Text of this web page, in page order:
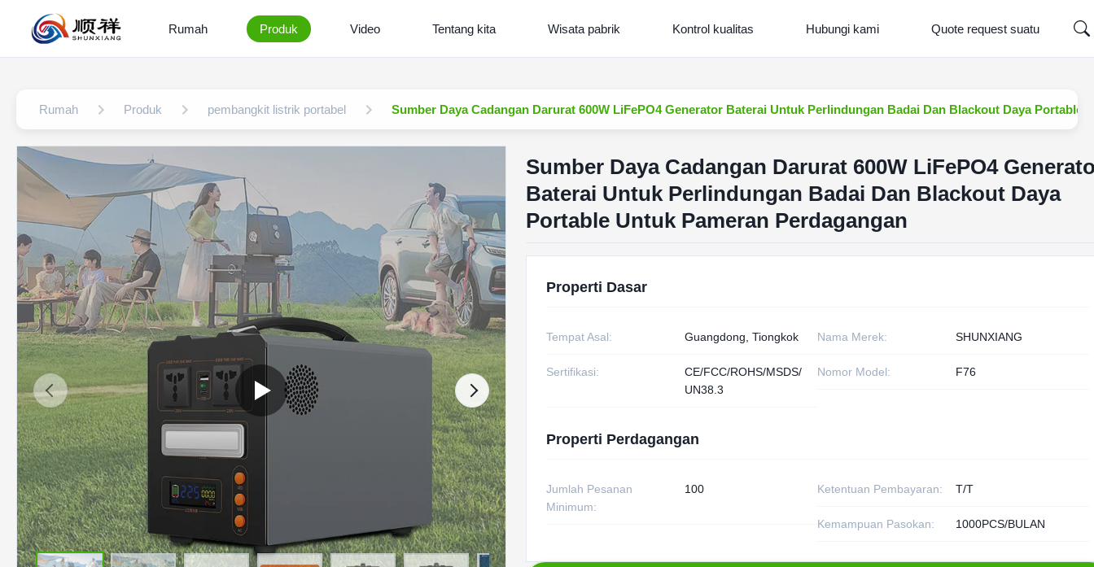
Rumah Produk Video Tentang kita Wisata pabrik Kontrol kualitas Hubungi kami Quote request suatu
Rumah Produk pembangkit listrik portabel Sumber Daya Cadangan Darurat 600W LiFePO4 Generator Baterai Untuk Perlindungan Badai Dan Blackout Daya Portable
Sumber Daya Cadangan Darurat 600W LiFePO4
Baterai Untuk Perlindungan Badai Dan Blackout Daya
Portable Untuk Pameran Perdagangan
Properti Dasar
Tempat Asal: Guangdong, Tiongkok Nama Merek: SHUNXIANG
Sertifikasi:
CE/FCC/ROHS/MSDS/
UN38.3
Nomor Model: F76
Properti Perdagangan
Jumlah Pesanan
Minimum:
100 Ketentuan Pembayaran: T/T
Kemampuan Pasokan: 1000PCS/BULAN